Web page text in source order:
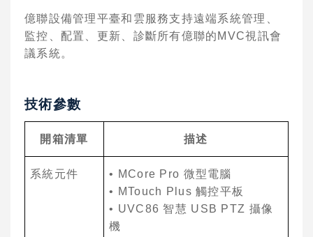
億聯設備管理平臺和雲服務⽀持遠端系統管理、
監控、配置、更新、診斷所有億聯的 MVC視訊會
議系統。
技術參數
開箱清單 描述
系統元件 • MCore Pro 微型電腦
• MTouch Plus觸控平板
• UVC86 智慧 USB PTZ 攝像
機